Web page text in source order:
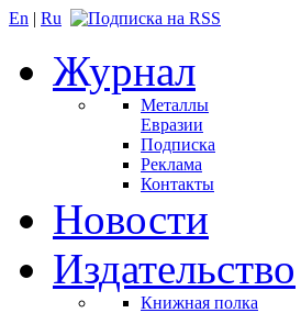
En | Ru
Журнал
Металлы
Евразии
Подписка
Реклама
Контакты
Новости
Издательство
Книжная полка